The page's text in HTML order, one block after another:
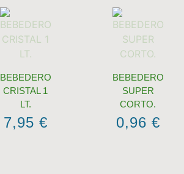
BEBEDERO
CRISTAL 1
LT.
7,95 €
BEBEDERO
SUPER
CORTO.
0,96 €